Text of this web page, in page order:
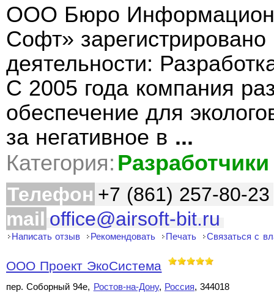
ООО Бюро
Софт»
деятельности:
С 2005 года компания
обеспечение для
за негативное в ...
Категория:
Телефон +7 (861) 257-80-23
mail office@airsoft-bit.ru
Написать отзыв Рекомендовать Печать Связаться с
ООО Проект ЭкоСистема
пер. Соборный 94е, Ростов-на-Дону, Россия, 344018